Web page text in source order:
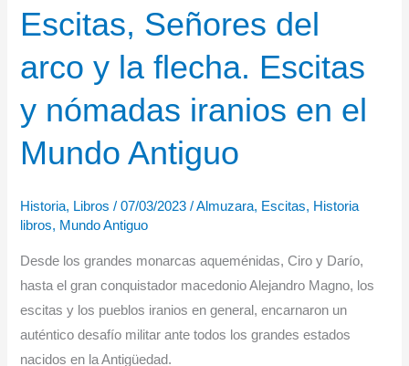
Escitas, Señores del
arco y la flecha. Escitas
y nómadas iranios en el
Mundo Antiguo
Historia, Libros /07/03/2023/Almuzara, Escitas, Historia
libros, Mundo Antiguo
Desde los grandes monarcas aqueménidas, Ciro y Darío,
hasta el gran conquistador macedonio Alejandro Magno, los
escitas y los pueblos iranios en general, encarnaron un
auténtico desafío militar ante todos los grandes estados
nacidos en la Antigüedad.